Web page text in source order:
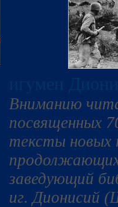
Вниманию
посвященных
тексты новых
заведующий
иг. Дионисий